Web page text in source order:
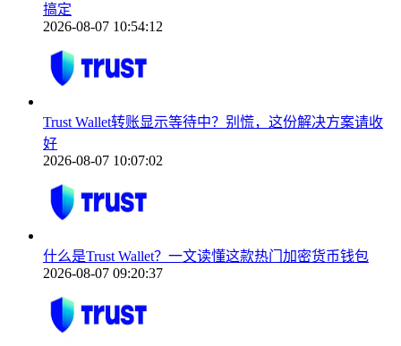
搞定
2026-08-07 10:54:12
Trust Wallet转账显示等待中？别慌，这份解决方案请收
好
2026-08-07 10:07:02
什么是Trust Wallet？一文读懂这款热门加密货币钱包
2026-08-07 09:20:37